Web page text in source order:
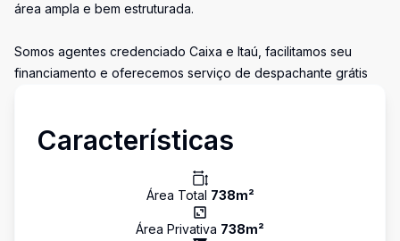
área ampla e bem estruturada.
Somos agentes credenciado Caixa e Itaú, facilitamos seu
financiamento e oferecemos serviço de despachante grátis
Características
Área Total 738m²
Área Privativa 738m²